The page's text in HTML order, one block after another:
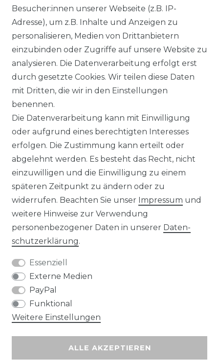
DATENSCHUTZERKLÄRUNG
WIDERRUFSRECHT
IMPRESSUM
KONTAKT
Unsere Zahlungsmöglichkeiten
Wir versenden mit
Besucher:innen unserer Webseite (z.B. IP-
Adresse), um z.B. Inhalte und Anzeigen zu
personalisieren, Medien von Drittanbietern
einzubinden oder Zugriffe auf unsere Website zu
analysieren. Die Datenverarbeitung erfolgt erst
durch gesetzte Cookies. Wir teilen diese Daten
mit Dritten, die wir in den Einstellungen
benennen.
Die Datenverarbeitung kann mit Einwilligung
oder aufgrund eines berechtigten Interesses
erfolgen. Die Zustimmung kann erteilt oder
abgelehnt werden. Es besteht das Recht, nicht
einzuwilligen und die Einwilligung zu einem
späteren Zeitpunkt zu ändern oder zu
widerrufen. Beachten Sie unser Impressum und
weitere Hinweise zur Verwendung
personenbezogener Daten in unserer Daten­
schutz­erklärung.
Essenziell
Externe Medien
PayPal
Funktional
Weitere Einstellungen
ALLE AKZEPTIEREN